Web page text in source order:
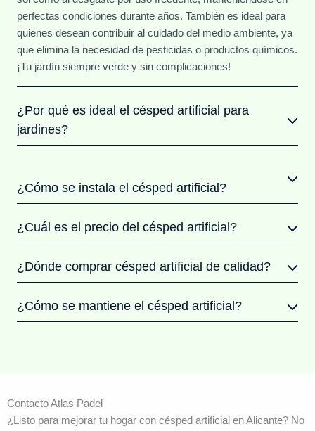
perfectas condiciones durante años. También es ideal para
quienes desean contribuir al cuidado del medio ambiente, ya
que elimina la necesidad de pesticidas o productos químicos.
¡Tu jardín siempre verde y sin complicaciones!
¿Por qué es ideal el césped artificial para
jardines?
¿Cómo se instala el césped artificial?
¿Cuál es el precio del césped artificial?
¿Dónde comprar césped artificial de calidad?
¿Cómo se mantiene el césped artificial?
Contacto Atlas Padel
¿Listo para mejorar tu hogar con césped artificial en Alicante? No